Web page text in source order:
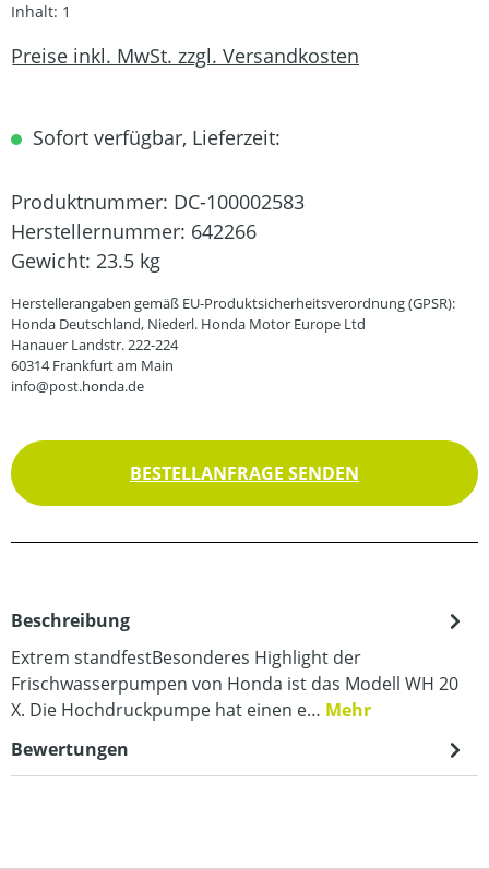
Inhalt: 1
Preise inkl. MwSt. zzgl. Versandkosten
Sofort verfügbar, Lieferzeit:
Produktnummer: DC-100002583
Herstellernummer: 642266
Gewicht: 23.5 kg
Herstellerangaben gemäß EU-Produktsicherheitsverordnung (GPSR):
Honda Deutschland, Niederl. Honda Motor Europe Ltd
Hanauer Landstr. 222-224
60314 Frankfurt am Main
info@post.honda.de
BESTELLANFRAGE SENDEN
Beschreibung
Extrem standfestBesonderes Highlight der
Frischwasserpumpen von Honda ist das Modell WH 20
X. Die Hochdruckpumpe hat einen e… Mehr
Bewertungen